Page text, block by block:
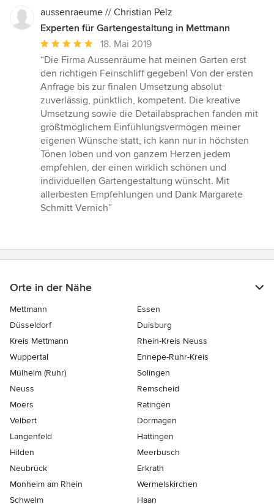
aussenraeume // Christian Pelz
Experten für Gartengestaltung in Mettmann
Durchschnittliche
Bewertung:
5
von
5
Sternen
18. Mai 2019
“Die Firma Aussenräume hat meinen Garten erst
den richtigen Feinschliff gegeben! Von der ersten
Anfrage bis zur finalen Umsetzung absolut
zuverlässig, pünktlich, kompetent. Die kreative
Umsetzung sowie die Detailabsprachen fanden mit
größtmöglichem Einfühlungsvermögen meiner
eigenen Wünsche statt, ich kann nur in höchsten
Tönen loben und von ganzem Herzen jedem
empfehlen, der einen wirklich schönen und
individuellen Gartengestaltung wünscht. Mit
allerbesten Empfehlungen und Dank Margarete
Schmitt Vernich”
Orte in der Nähe
Mettmann
Essen
Düsseldorf
Duisburg
Kreis Mettmann
Rhein-Kreis Neuss
Wuppertal
Ennepe-Ruhr-Kreis
Mülheim (Ruhr)
Solingen
Neuss
Remscheid
Moers
Ratingen
Velbert
Dormagen
Langenfeld
Hattingen
Hilden
Meerbusch
Neubrück
Erkrath
Monheim am Rhein
Wermelskirchen
Schwelm
Haan